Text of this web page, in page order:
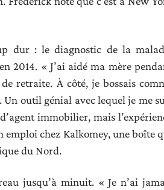
dur : le diagnostic de la
2014. « J’ai aidé ma mère
retraite. À côté, je bossais
Un outil génial avec lequel je me
immobilier, mais
chez Kalkomey, une boîte
du Nord.
jusqu’à minuit. « Je n’ai